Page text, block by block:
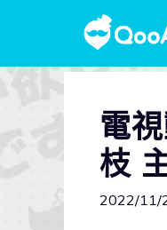
電
枝
2022/11/